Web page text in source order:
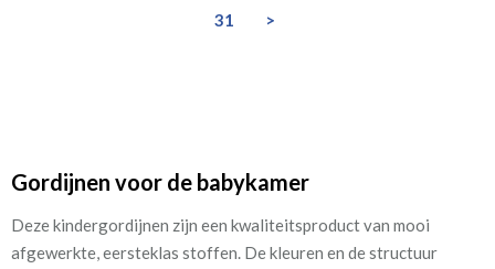
31 >
Gordijnen voor de babykamer
Deze kindergordijnen zijn een kwaliteitsproduct van mooi
afgewerkte, eersteklas stoffen. De kleuren en de structuur